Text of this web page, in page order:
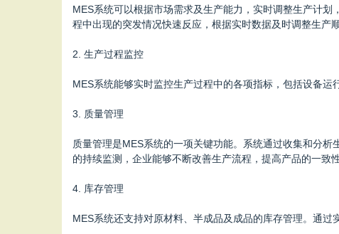
MES系统可以根据市场需求及生产能力，实时调整生产计
程中出现的突发情况快速反应，根据实时数据及时调整生产
2. 生产过程监控
MES系统能够实时监控生产过程中的各项指标，包括设备
3. 质量管理
质量管理是MES系统的一项关键功能。系统通过收集和分
的持续监测，企业能够不断改善生产流程，提高产品的一致
4. 库存管理
MES系统还支持对原材料、半成品及成品的库存管理。通